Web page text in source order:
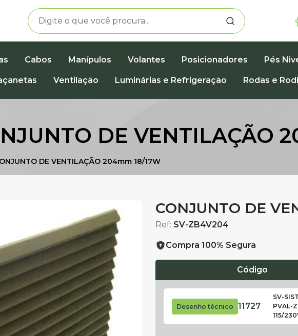
Cabos Manípulos Volantes Posicionadores Pés
Ventilação Luminárias e Refrigeração Rodas e
DE VENTILAÇÃO
DE VENTILAÇÃO 204mm 18/17W
CONJUNTO DE
Ref: SV-ZB4V204
Compra 100% Segura
Código
Desenho técnico 11727
SV-
PVAL-
115/